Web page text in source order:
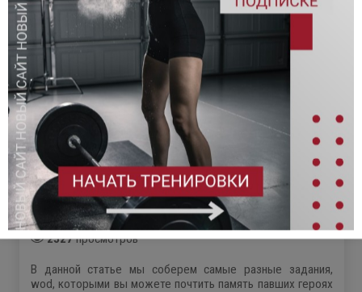
8 ГЕРОИЧЕСКИХ КОМПЛЕКСОВ, WOD В ПАМЯТЬ О
ГЕРОЯХ ОТЕЧЕСТВЕННОЙ ВОЙНЫ
08 Мая 2023г. 17ч. 53м.
2527просмотров
В данной статье мы соберем самые разные задания,
wod, которыми вы можете почтить память павших героях